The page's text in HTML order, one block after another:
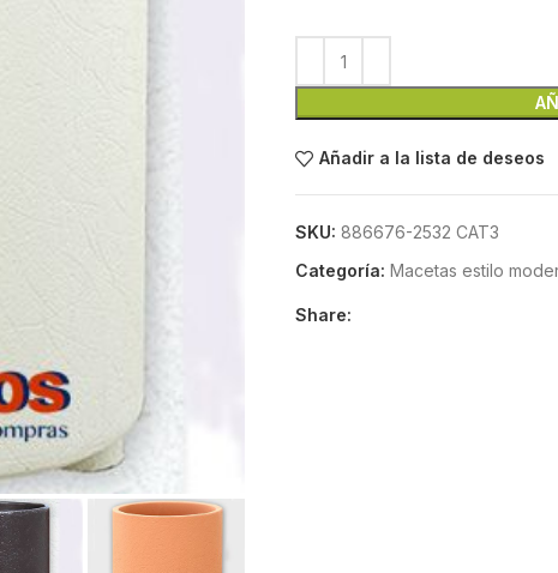
Añadir a la lista de deseos
SKU: 886676-2532 CAT3
Categoría: Macetas estilo
Share: